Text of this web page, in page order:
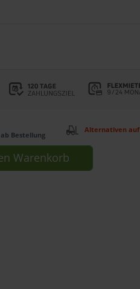
Bestellung
Alternativen auf
Warenkorb